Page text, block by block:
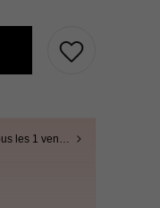
Afficher tous les 1 vendeurs